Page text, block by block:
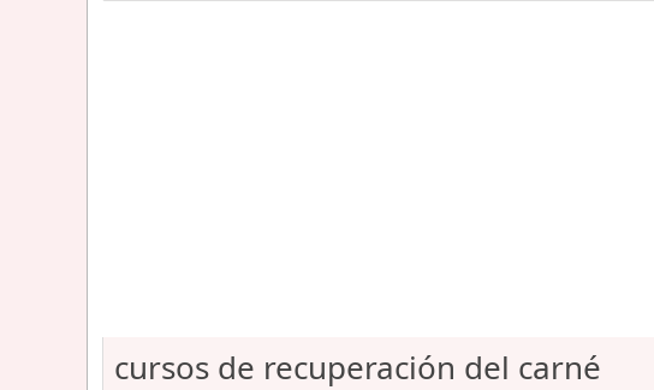
cursos de recuperación del carné